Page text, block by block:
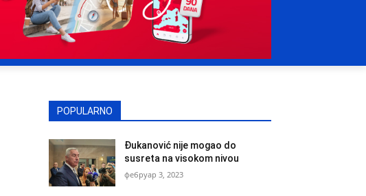
POPULARNO
Đukanović nije mogao do
susreta na visokom nivou
фебруар 3, 2023